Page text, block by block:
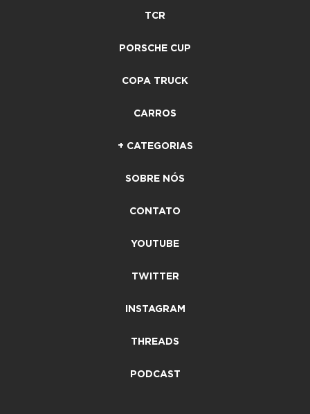
TCR
PORSCHE CUP
COPA TRUCK
CARROS
+ CATEGORIAS
SOBRE NÓS
CONTATO
YOUTUBE
TWITTER
INSTAGRAM
THREADS
PODCAST